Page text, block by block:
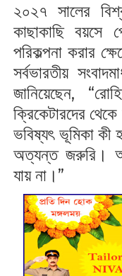
২০২৭ সালের
কাছাকাছি বয়সে
পরিকল্পনা করার
সর্বভারতীয়
জানিয়েছেন,
ক্রিকেটারদের
ভবিষ্যৎ ভূমিকা কী
অত্যন্ত জরুরি।
যায় না।”